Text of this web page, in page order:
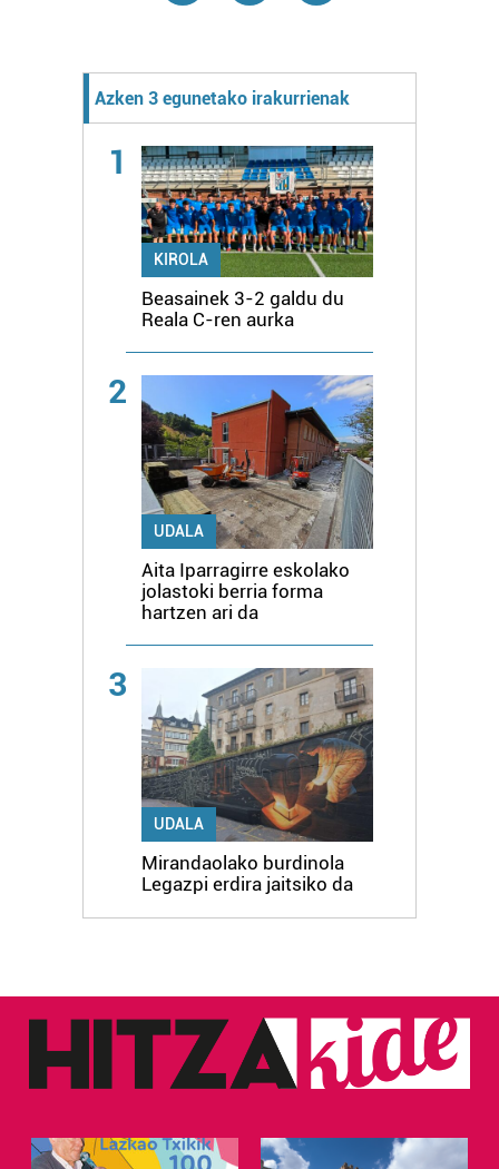
Azken 3 egunetako irakurrienak
1
KIROLA
Beasainek 3-2 galdu du
Reala C-ren aurka
2
UDALA
Aita Iparragirre eskolako
jolastoki berria forma
hartzen ari da
3
UDALA
Mirandaolako burdinola
Legazpi erdira jaitsiko da